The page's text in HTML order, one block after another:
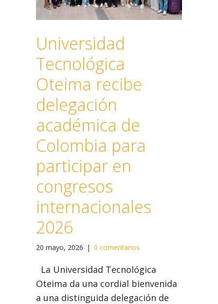
Universidad
Tecnológica
Oteima recibe
delegación
académica de
Colombia para
participar en
congresos
internacionales
2026
20 mayo, 2026 | 0 comentarios
La Universidad Tecnológica
Oteima da una cordial bienvenida
a una distinguida delegación de